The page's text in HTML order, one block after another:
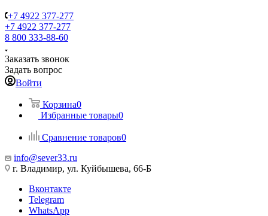
+7 4922 377-277
+7 4922 377-277
8 800 333-88-60
Заказать звонок
Задать вопрос
Войти
Корзина0
Избранные товары0
Сравнение товаров0
info@sever33.ru
г. Владимир, ул. Куйбышева, 66-Б
Вконтакте
Telegram
WhatsApp